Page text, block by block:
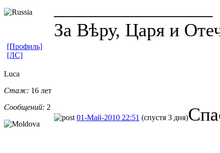
За Вѣру, Царя и
[Профиль]
[ЛС]
Luca
Стаж: 16 лет
Сообщений: 2
01-Май-2010 22:51 (спустя 3 дня)